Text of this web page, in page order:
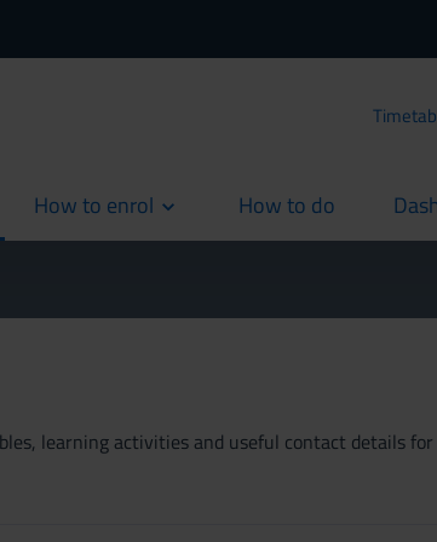
How to enrol How to do
current
learning activities and useful contact details